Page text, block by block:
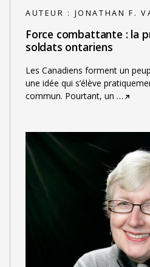
AUTEUR : JONATHAN F.
Force combattante : la
soldats ontariens
Les Canadiens forment un
une idée qui s’élève
commun. Pourtant, un …